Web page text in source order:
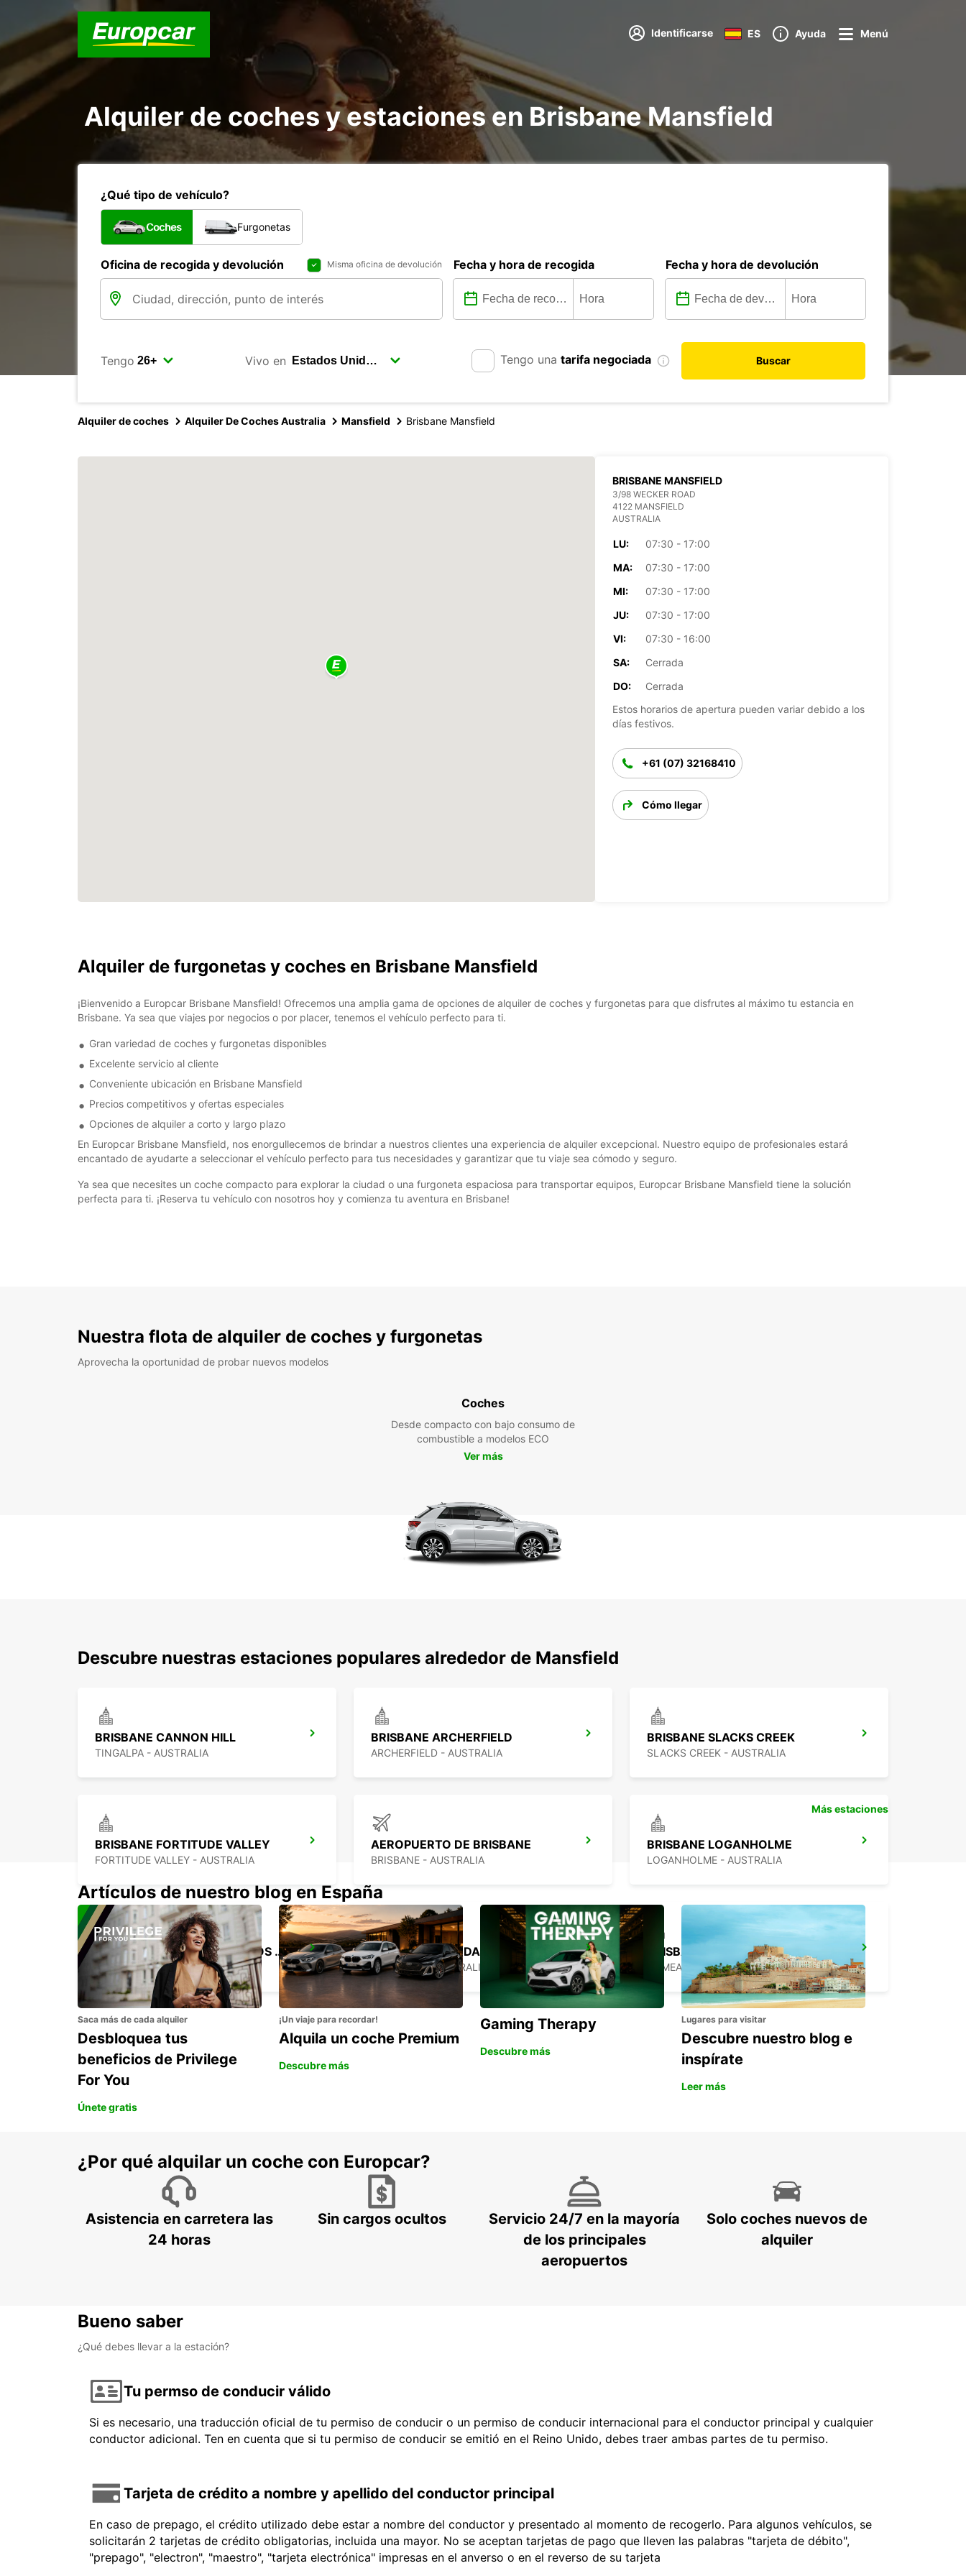
Identificarse ES Ayuda Menú
Alquiler de coches y estaciones en Brisbane Mansfield
¿Qué tipo de vehículo?
Coches Furgonetas
Oficina de recogida y devolución Misma oficina de devolución Fecha y hora de recogida Fecha y hora de devolución
Tengo Vivo en Tengo una tarifa negociada Buscar
Alquiler de coches Alquiler De Coches Australia Mansfield Brisbane Mansfield
BRISBANE MANSFIELD
3/98 WECKER ROAD
4122 MANSFIELD
AUSTRALIA
LU:
07:30 - 17:00
MA:
07:30 - 17:00
MI:
07:30 - 17:00
JU:
07:30 - 17:00
VI:
07:30 - 16:00
SA:
Cerrada
DO:
Cerrada
Estos horarios de apertura pueden variar debido a los
días festivos.
+61 (07) 32168410
Cómo llegar
Alquiler de furgonetas y coches en Brisbane Mansfield
¡Bienvenido a Europcar Brisbane Mansfield! Ofrecemos una amplia gama de opciones de alquiler de coches y furgonetas para que disfrutes al máximo tu estancia en
Brisbane. Ya sea que viajes por negocios o por placer, tenemos el vehículo perfecto para ti.
Gran variedad de coches y furgonetas disponibles
Excelente servicio al cliente
Conveniente ubicación en Brisbane Mansfield
Precios competitivos y ofertas especiales
Opciones de alquiler a corto y largo plazo
En Europcar Brisbane Mansfield, nos enorgullecemos de brindar a nuestros clientes una experiencia de alquiler excepcional. Nuestro equipo de profesionales estará
encantado de ayudarte a seleccionar el vehículo perfecto para tus necesidades y garantizar que tu viaje sea cómodo y seguro.
Ya sea que necesites un coche compacto para explorar la ciudad o una furgoneta espaciosa para transportar equipos, Europcar Brisbane Mansfield tiene la solución
perfecta para ti. ¡Reserva tu vehículo con nosotros hoy y comienza tu aventura en Brisbane!
Nuestra flota de alquiler de coches y furgonetas
Aprovecha la oportunidad de probar nuevos modelos
Coches
Desde compacto con bajo consumo de
combustible a modelos ECO
Ver más
Descubre nuestras estaciones populares alrededor de Mansfield
BRISBANE CANNON HILL
TINGALPA - AUSTRALIA
BRISBANE ARCHERFIELD
ARCHERFIELD - AUSTRALIA
BRISBANE SLACKS CREEK
SLACKS CREEK - AUSTRALIA
BRISBANE FORTITUDE VALLEY
FORTITUDE VALLEY - AUSTRALIA
AEROPUERTO DE BRISBANE
BRISBANE - AUSTRALIA
BRISBANE LOGANHOLME
LOGANHOLME - AUSTRALIA
BRISBANE CIUDAD VEHÍCULOS COMERCIALES
GEEBUNG - AUSTRALIA
BRISBANE BRENDALE
BRENDALE - AUSTRALIA
BRISBANE ORMEAU
ORMEAU - AUSTRALIA
Más estaciones
Artículos de nuestro blog en España
Saca más de cada alquiler
Desbloquea tus
beneficios de Privilege
For You
Únete gratis
¡Un viaje para recordar!
Alquila un coche Premium
Descubre más
Gaming Therapy
Descubre más
Lugares para visitar
Descubre nuestro blog e
inspírate
Leer más
¿Por qué alquilar un coche con Europcar?
Asistencia en carretera las
24 horas
Sin cargos ocultos
Servicio 24/7 en la mayoría
de los principales
aeropuertos
Solo coches nuevos de
alquiler
Bueno saber
¿Qué debes llevar a la estación?
Tu permso de conducir válido
Si es necesario, una traducción oficial de tu permiso de conducir o un permiso de conducir internacional para el conductor principal y cualquier
conductor adicional. Ten en cuenta que si tu permiso de conducir se emitió en el Reino Unido, debes traer ambas partes de tu permiso.
Tarjeta de crédito a nombre y apellido del conductor principal
En caso de prepago, el crédito utilizado debe estar a nombre del conductor y presentado al momento de recogerlo. Para algunos vehículos, se
solicitarán 2 tarjetas de crédito obligatorias, incluida una mayor. No se aceptan tarjetas de pago que lleven las palabras "tarjeta de débito",
"prepago", "electron", "maestro", "tarjeta electrónica" impresas en el anverso o en el reverso de su tarjeta